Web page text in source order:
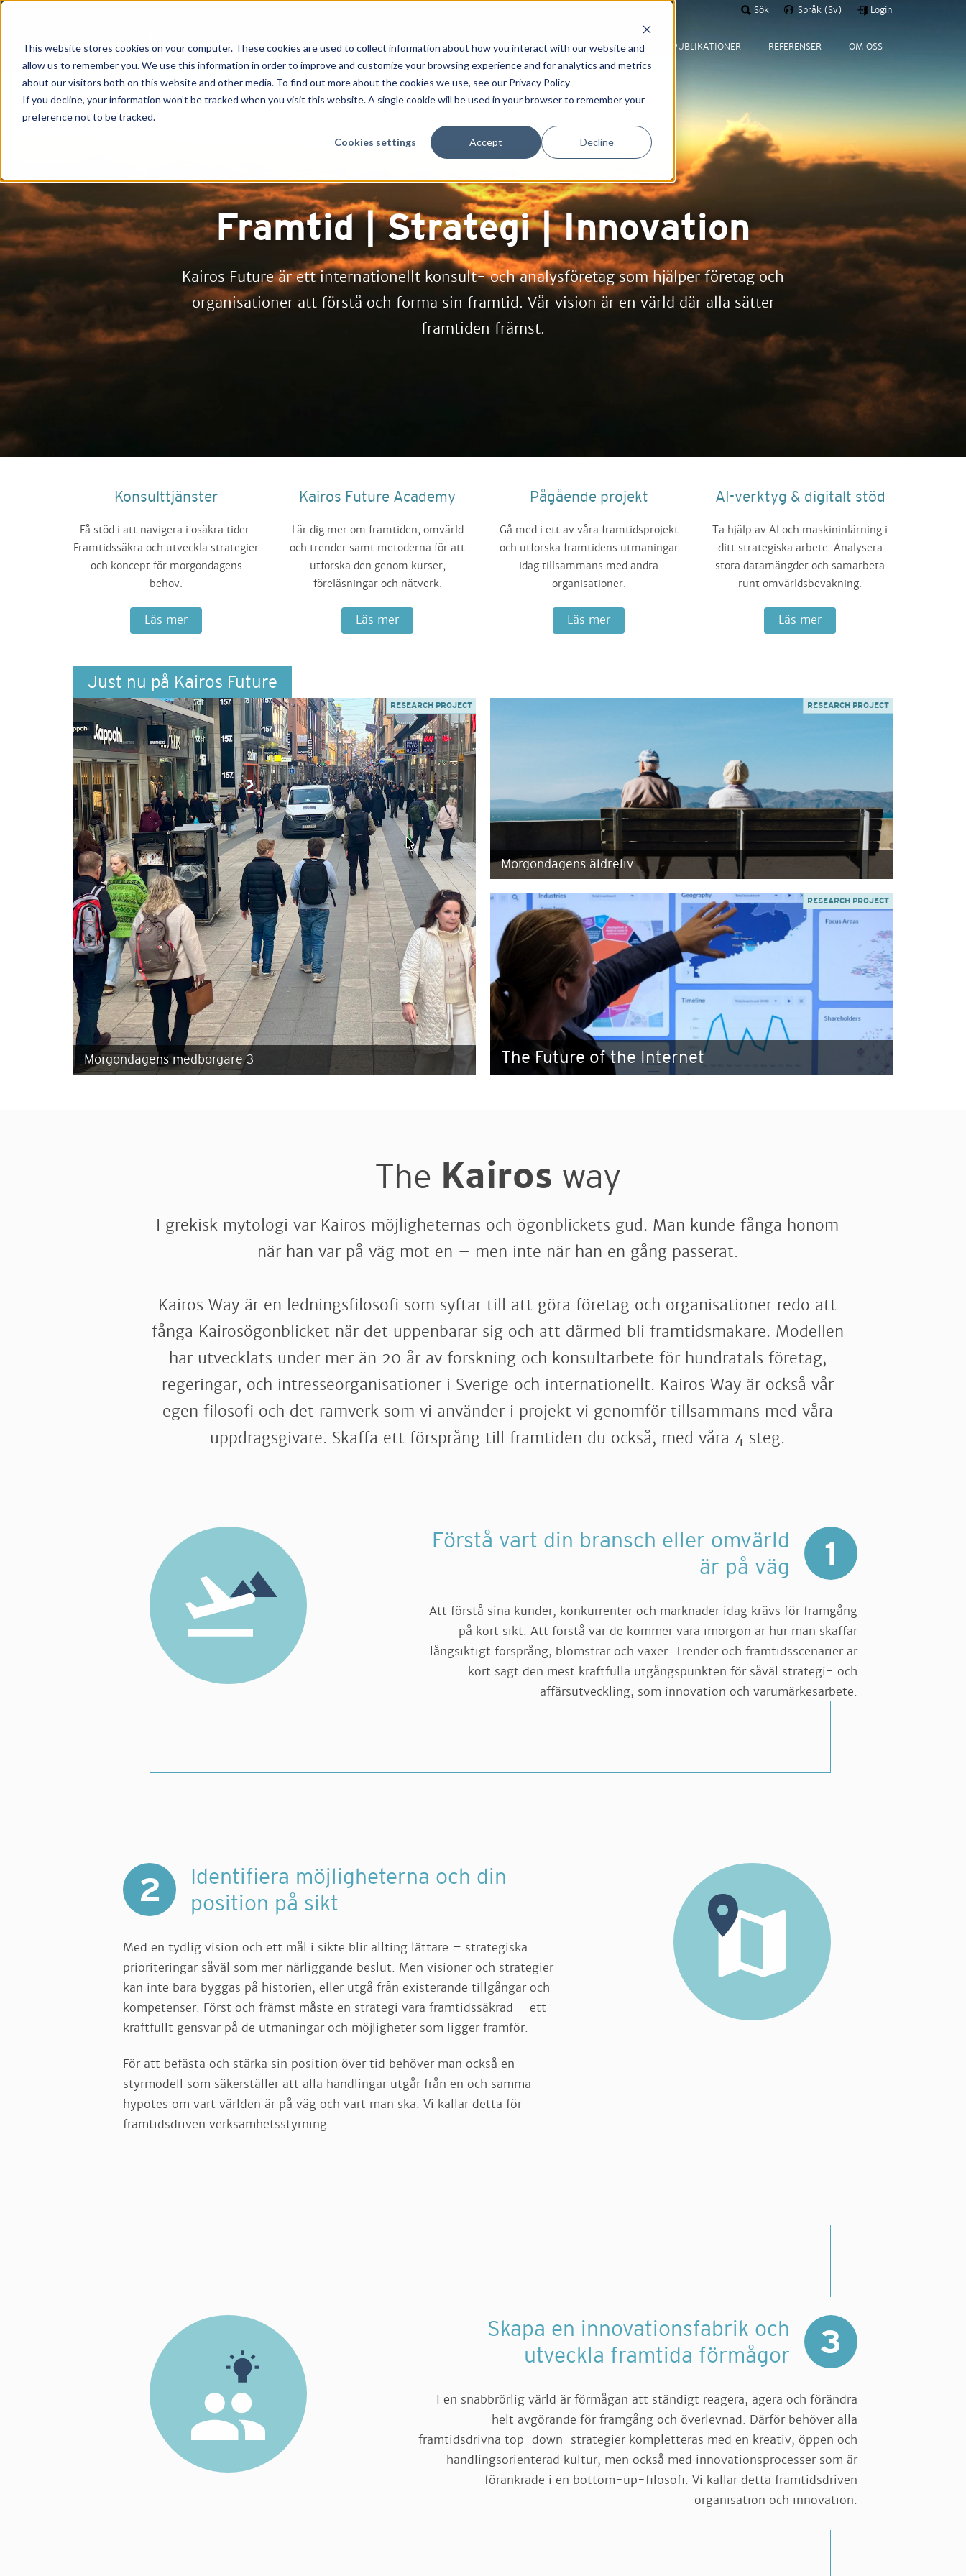
This website stores cookies on your computer. These cookies are used to collect information about how you interact with our website and
allow us to remember you. We use this information in order to improve and customize your browsing experience and for analytics and metrics
about our visitors both on this website and other media. To find out more about the cookies we use, see our Privacy Policy
If you decline, your information won’t be tracked when you visit this website. A single cookie will be used in your browser to remember your
preference not to be tracked.
Cookies settings Accept Decline
KONSULTTJÄNSTER GENERATIV AI PROJEKT ACADEMY EVENT PUBLIKATIONER REFERENSER OM OSS
Sök Språk (Sv) Login
Framtid | Strategi | Innovation
Kairos Future är ett internationellt konsult- och analysföretag som hjälper företag och
organisationer att förstå och forma sin framtid. Vår vision är en värld där alla sätter
framtiden främst.
Konsulttjänster
Få stöd i att navigera i osäkra tider.
Framtidssäkra och utveckla strategier
och koncept för morgondagens
behov.
Läs mer
Kairos Future Academy
Lär dig mer om framtiden, omvärld
och trender samt metoderna för att
utforska den genom kurser,
föreläsningar och nätverk.
Läs mer
Pågående projekt
Gå med i ett av våra framtidsprojekt
och utforska framtidens utmaningar
idag tillsammans med andra
organisationer.
Läs mer
AI-verktyg & digitalt stöd
Ta hjälp av AI och maskininlärning i
ditt strategiska arbete. Analysera
stora datamängder och samarbeta
runt omvärldsbevakning.
Läs mer
Just nu på Kairos Future
Morgondagens medborgare 3
RESEARCH PROJECT
Morgondagens äldreliv
RESEARCH PROJECT
The Future of the Internet
RESEARCH PROJECT
The Kairos way
I grekisk mytologi var Kairos möjligheternas och ögonblickets gud. Man kunde fånga honom
när han var på väg mot en – men inte när han en gång passerat.
Kairos Way är en ledningsfilosofi som syftar till att göra företag och organisationer redo att
fånga Kairosögonblicket när det uppenbarar sig och att därmed bli framtidsmakare. Modellen
har utvecklats under mer än 20 år av forskning och konsultarbete för hundratals företag,
regeringar, och intresseorganisationer i Sverige och internationellt. Kairos Way är också vår
egen filosofi och det ramverk som vi använder i projekt vi genomför tillsammans med våra
uppdragsgivare. Skaffa ett försprång till framtiden du också, med våra 4 steg.
1
Förstå vart din bransch eller omvärld
är på väg
Att förstå sina kunder, konkurrenter och marknader idag krävs för framgång
på kort sikt. Att förstå var de kommer vara imorgon är hur man skaffar
långsiktigt försprång, blomstrar och växer. Trender och framtidsscenarier är
kort sagt den mest kraftfulla utgångspunkten för såväl strategi- och
affärsutveckling, som innovation och varumärkesarbete.
2
Identifiera möjligheterna och din
position på sikt
Med en tydlig vision och ett mål i sikte blir allting lättare – strategiska
prioriteringar såväl som mer närliggande beslut. Men visioner och strategier
kan inte bara byggas på historien, eller utgå från existerande tillgångar och
kompetenser. Först och främst måste en strategi vara framtidssäkrad – ett
kraftfullt gensvar på de utmaningar och möjligheter som ligger framför.
För att befästa och stärka sin position över tid behöver man också en
styrmodell som säkerställer att alla handlingar utgår från en och samma
hypotes om vart världen är på väg och vart man ska. Vi kallar detta för
framtidsdriven verksamhetsstyrning.
3
Skapa en innovationsfabrik och
utveckla framtida förmågor
I en snabbrörlig värld är förmågan att ständigt reagera, agera och förändra
helt avgörande för framgång och överlevnad. Därför behöver alla
framtidsdrivna top-down-strategier kompletteras med en kreativ, öppen och
handlingsorienterad kultur, men också med innovationsprocesser som är
förankrade i en bottom-up-filosofi. Vi kallar detta framtidsdriven
organisation och innovation.